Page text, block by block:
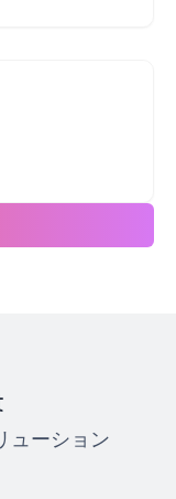
ューション